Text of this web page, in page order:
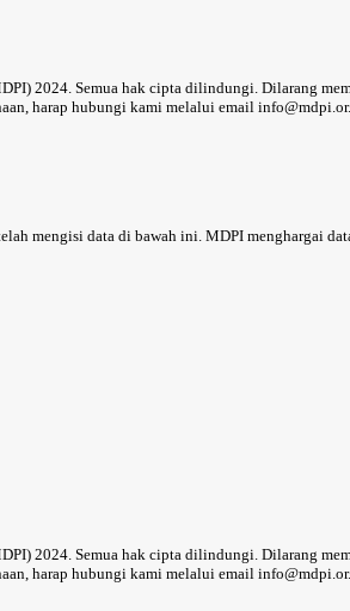
2024. Semua hak cipta dilindungi. Dilarang
harap hubungi kami melalui email
mengisi data di bawah ini. MDPI menghargai
2024. Semua hak cipta dilindungi. Dilarang
harap hubungi kami melalui email